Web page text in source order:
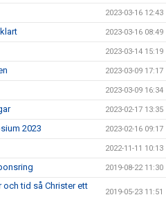
2023-03-16 12:43
2023-03-16 08:49
2023-03-14 15:19
2023-03-09 17:17
2023-03-09 16:34
2023-02-17 13:35
2023 2023-02-16 09:17
2022-11-11 10:13
2019-08-22 11:30
tid så Christer ett
2019-05-23 11:51